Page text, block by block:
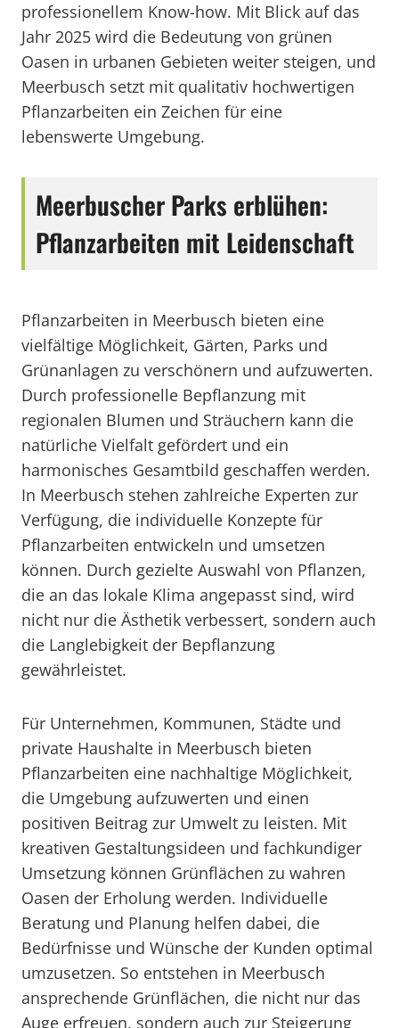
professionellem Know-how. Mit Blick auf das
Jahr 2025 wird die Bedeutung von grünen
Oasen in urbanen Gebieten weiter steigen, und
Meerbusch setzt mit qualitativ hochwertigen
Pflanzarbeiten ein Zeichen für eine
lebenswerte Umgebung.
Meerbuscher Parks erblühen:
Pflanzarbeiten mit Leidenschaft
Pflanzarbeiten in Meerbusch bieten eine
vielfältige Möglichkeit, Gärten, Parks und
Grünanlagen zu verschönern und aufzuwerten.
Durch professionelle Bepflanzung mit
regionalen Blumen und Sträuchern kann die
natürliche Vielfalt gefördert und ein
harmonisches Gesamtbild geschaffen werden.
In Meerbusch stehen zahlreiche Experten zur
Verfügung, die individuelle Konzepte für
Pflanzarbeiten entwickeln und umsetzen
können. Durch gezielte Auswahl von Pflanzen,
die an das lokale Klima angepasst sind, wird
nicht nur die Ästhetik verbessert, sondern auch
die Langlebigkeit der Bepflanzung
gewährleistet.
Für Unternehmen, Kommunen, Städte und
private Haushalte in Meerbusch bieten
Pflanzarbeiten eine nachhaltige Möglichkeit,
die Umgebung aufzuwerten und einen
positiven Beitrag zur Umwelt zu leisten. Mit
kreativen Gestaltungsideen und fachkundiger
Umsetzung können Grünflächen zu wahren
Oasen der Erholung werden. Individuelle
Beratung und Planung helfen dabei, die
Bedürfnisse und Wünsche der Kunden optimal
umzusetzen. So entstehen in Meerbusch
ansprechende Grünflächen, die nicht nur das
Auge erfreuen, sondern auch zur Steigerung